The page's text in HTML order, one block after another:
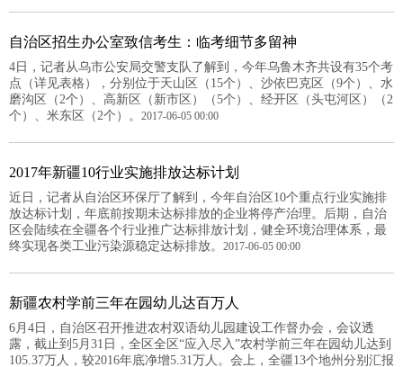
自治区招生办公室致信考生：临考细节多留神
4日，记者从乌市公安局交警支队了解到，今年乌鲁木齐共设有35个考
点（详见表格），分别位于天山区（15个）、沙依巴克区（9个）、水
磨沟区（2个）、高新区（新市区）（5个）、经开区（头屯河区）（2
个）、米东区（2个）。 2017-06-05 00:00
2017年新疆10行业实施排放达标计划
近日，记者从自治区环保厅了解到，今年自治区10个重点行业实施排
放达标计划，年底前按期未达标排放的企业将停产治理。后期，自治
区会陆续在全疆各个行业推广达标排放计划，健全环境治理体系，最
终实现各类工业污染源稳定达标排放。 2017-06-05 00:00
新疆农村学前三年在园幼儿达百万人
6月4日，自治区召开推进农村双语幼儿园建设工作督办会，会议透
露，截止到5月31日，全区全区“应入尽入”农村学前三年在园幼儿达到
105.37万人，较2016年底净增5.31万人。会上，全疆13个地州分别汇报